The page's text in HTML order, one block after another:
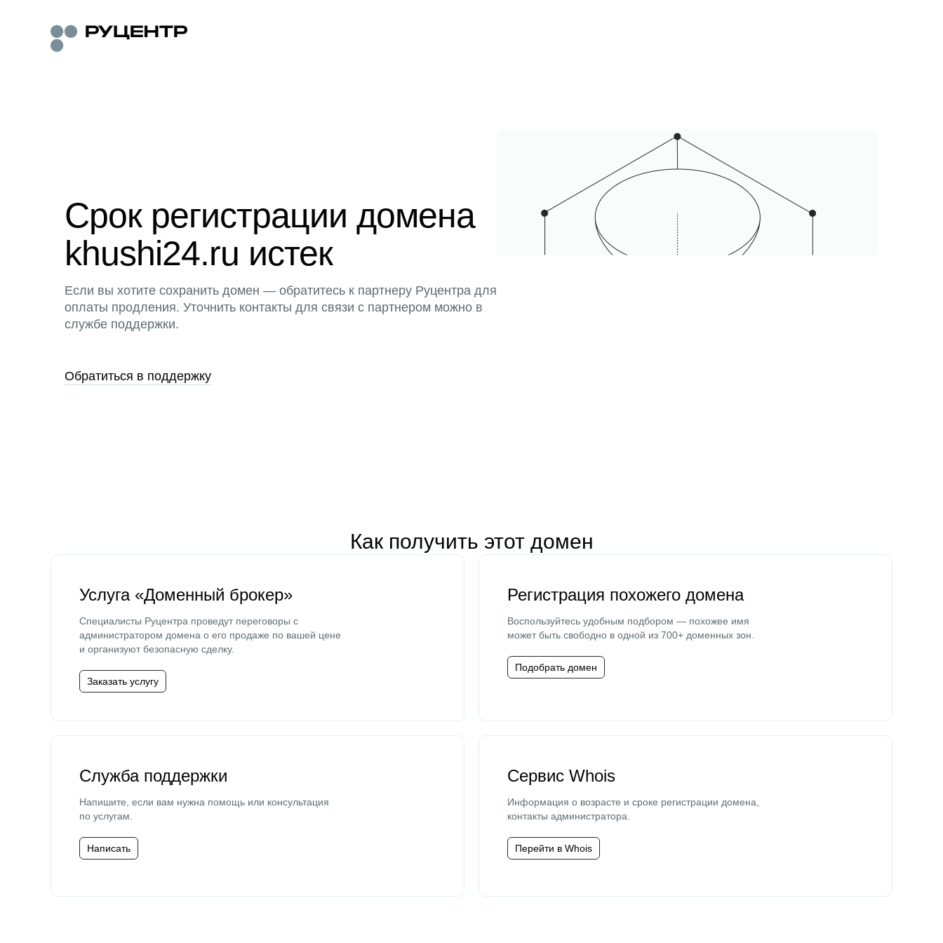
Срок регистрации домена
khushi24.ru истек
Если вы хотите сохранить домен — обратитесь к партнеру Руцентра для
оплаты продления. Уточнить контакты для связи с партнером можно в
службе поддержки.
Обратиться в поддержку
Как получить этот домен
Услуга «Доменный брокер»
Специалисты Руцентра проведут переговоры с
администратором домена о его продаже по вашей цене
и организуют безопасную сделку.
Заказать услугу
Регистрация похожего домена
Воспользуйтесь удобным подбором — похожее имя
может быть свободно в одной из 700+ доменных зон.
Подобрать домен
Служба поддержки
Напишите, если вам нужна помощь или консультация
по услугам.
Написать
Сервис Whois
Информация о возрасте и сроке регистрации домена,
контакты администратора.
Перейти в Whois